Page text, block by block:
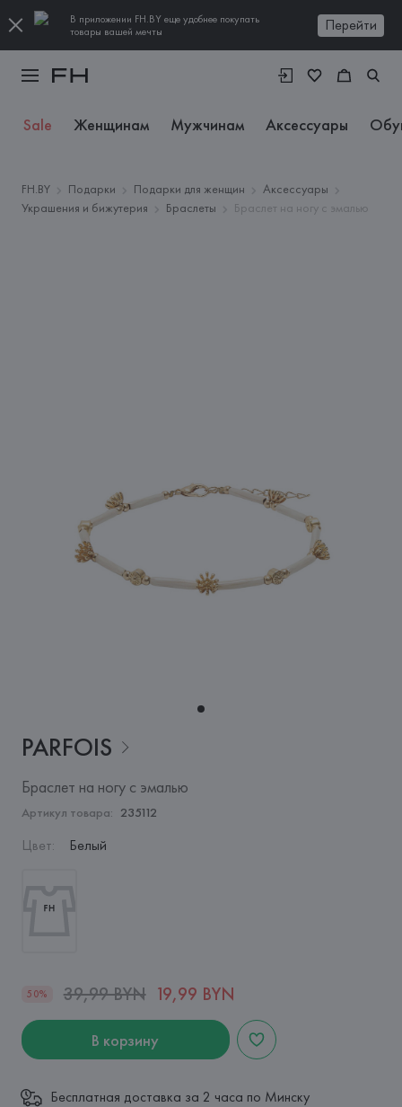
В приложении FH.BY еще удобнее покупать
товары вашей мечты
Перейти
Sale Женщинам Мужчинам Аксессуары
FH.BY Подарки Подарки для женщин
Аксессуары
Украшения и бижутерия
Браслеты Браслет на ногу с эмалью
PARFOIS
Браслет на ногу с эмалью
Артикул товара: 235112
Цвет: Белый
50% 39,99 BYN 19,99 BYN
В корзину
Бесплатная доставка за 2 часа по Минску